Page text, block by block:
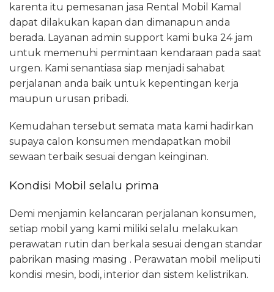
karenta itu pemesanan jasa Rental Mobil Kamal
dapat dilakukan kapan dan dimanapun anda
berada. Layanan admin support kami buka 24 jam
untuk memenuhi permintaan kendaraan pada saat
urgen. Kami senantiasa siap menjadi sahabat
perjalanan anda baik untuk kepentingan kerja
maupun urusan pribadi.
Kemudahan tersebut semata mata kami hadirkan
supaya calon konsumen mendapatkan mobil
sewaan terbaik sesuai dengan keinginan.
Kondisi Mobil selalu prima
Demi menjamin kelancaran perjalanan konsumen,
setiap mobil yang kami miliki selalu melakukan
perawatan rutin dan berkala sesuai dengan standar
pabrikan masing masing . Perawatan mobil meliputi
kondisi mesin, bodi, interior dan sistem kelistrikan.